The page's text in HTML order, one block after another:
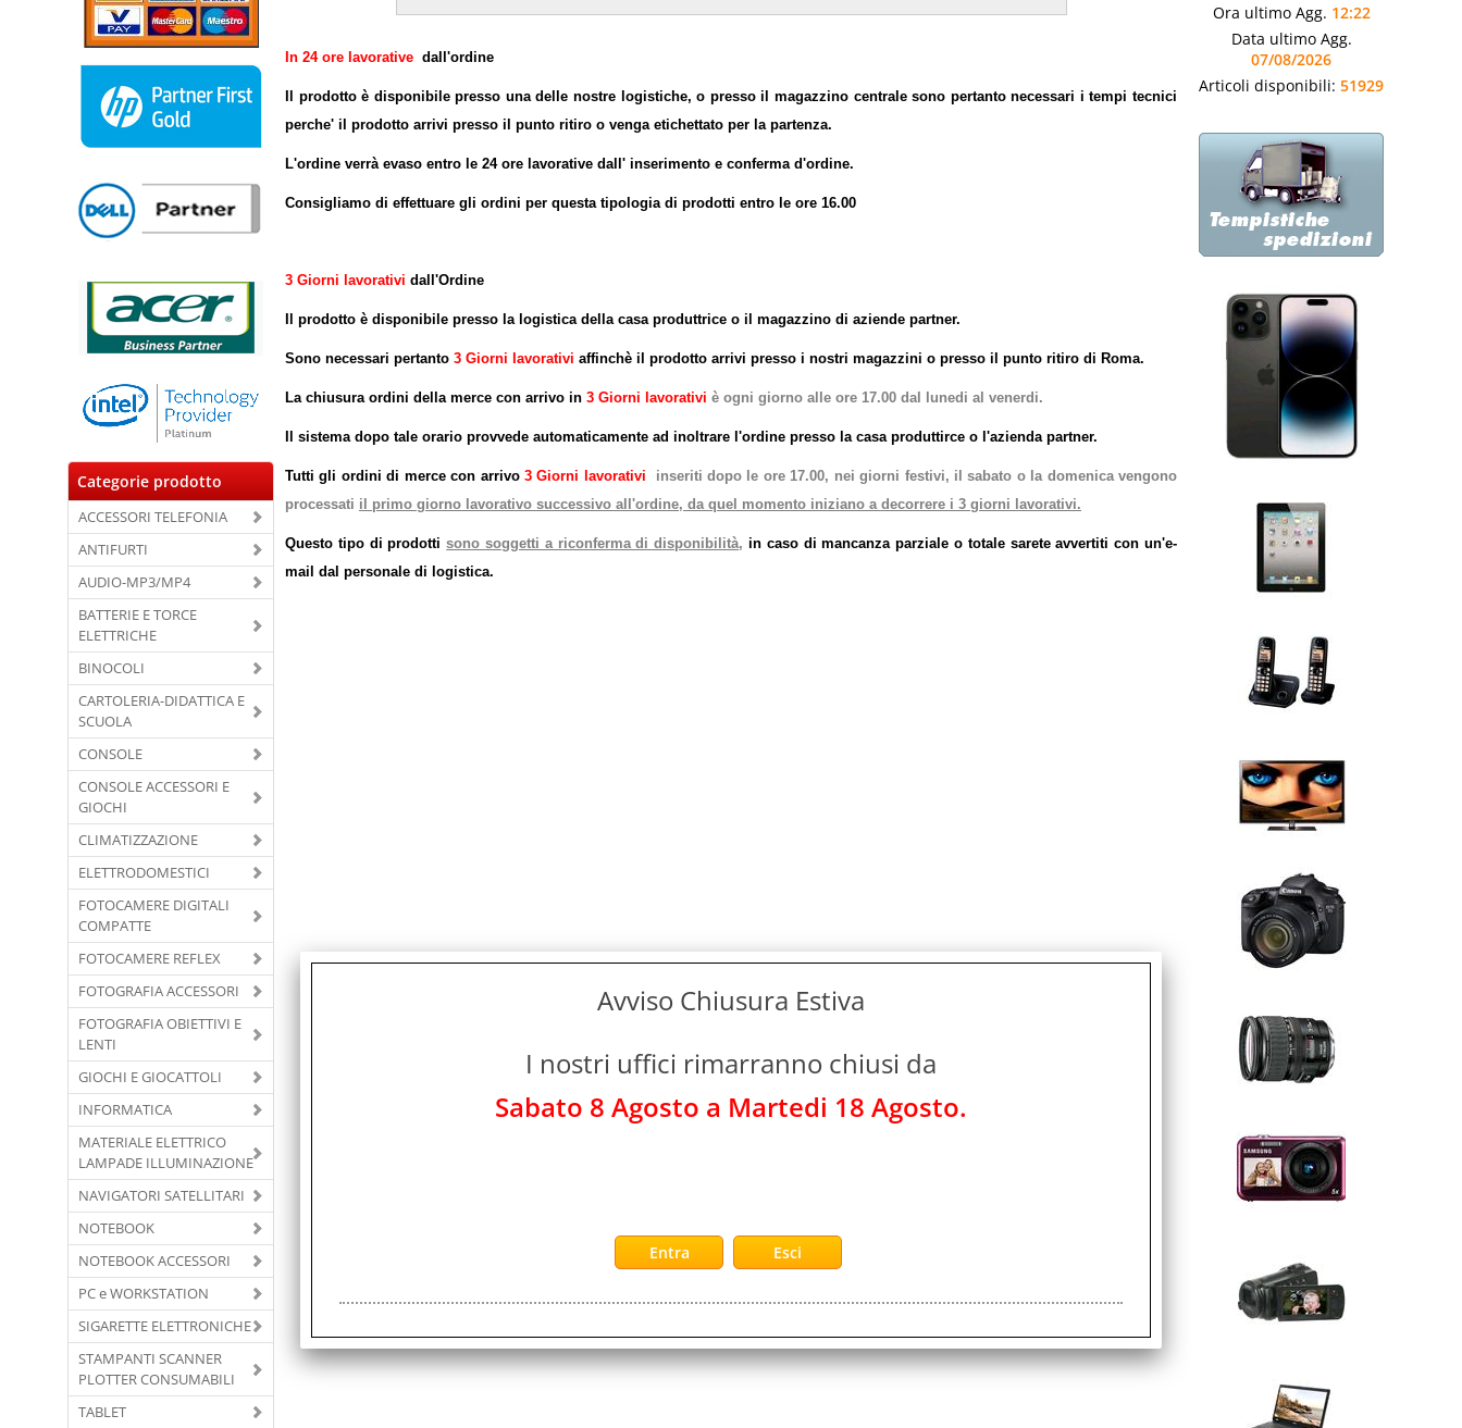
Categorie prodotto
ACCESSORI TELEFONIA
ANTIFURTI
AUDIO-MP3/MP4
BATTERIE E TORCE
ELETTRICHE
BINOCOLI
CARTOLERIA-DIDATTICA E
SCUOLA
CONSOLE
CONSOLE ACCESSORI E
GIOCHI
CLIMATIZZAZIONE
ELETTRODOMESTICI
FOTOCAMERE DIGITALI
COMPATTE
FOTOCAMERE REFLEX
FOTOGRAFIA ACCESSORI
FOTOGRAFIA OBIETTIVI E
LENTI
GIOCHI E GIOCATTOLI
INFORMATICA
MATERIALE ELETTRICO
LAMPADE ILLUMINAZIONE
NAVIGATORI SATELLITARI
NOTEBOOK
NOTEBOOK ACCESSORI
PC e WORKSTATION
SIGARETTE ELETTRONICHE
STAMPANTI SCANNER
PLOTTER CONSUMABILI
TABLET
In 24 ore lavorative dall'ordine
Il prodotto è disponibile presso una delle nostre logistiche, o presso il magazzino centrale sono pertanto necessari i tempi tecnici
perche' il prodotto arrivi presso il punto ritiro o venga etichettato per la partenza.
L'ordine verrà evaso entro le 24 ore lavorative dall' inserimento e conferma d'ordine.
Consigliamo di effettuare gli ordini per questa tipologia di prodotti entro le ore 16.00
3 Giorni lavorativi dall'Ordine
Il prodotto è disponibile presso la logistica della casa produttrice o il magazzino di aziende partner.
Sono necessari pertanto 3 Giorni lavorativi affinchè il prodotto arrivi presso i nostri magazzini o presso il punto ritiro di Roma.
La chiusura ordini della merce con arrivo in 3 Giorni lavorativi è ogni giorno alle ore 17.00 dal lunedi al venerdi.
Il sistema dopo tale orario provvede automaticamente ad inoltrare l'ordine presso la casa produttirce o l'azienda partner.
Tutti gli ordini di merce con arrivo 3 Giorni lavorativi
inseriti dopo le ore 17.00, nei giorni festivi, il sabato o la domenica vengono
processati il primo giorno lavorativo successivo all'ordine, da quel momento iniziano a decorrere i 3 giorni lavorativi.
Questo tipo di prodottisono soggetti a riconferma di disponibilità, in caso di mancanza parziale o totale sarete avvertiti con un'e-
mail dal personale di logistica.
Ora ultimo Agg. 12:22
Data ultimo Agg.
07/08/2026
Articoli disponibili: 51929
Avviso Chiusura Estiva
I nostri uffici rimarranno chiusi da
Sabato 8 Agosto a Martedi 18 Agosto.